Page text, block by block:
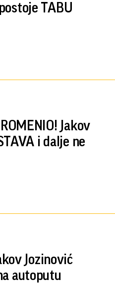
TABU
Jakov
i dalje ne
Jozinović
autoputu